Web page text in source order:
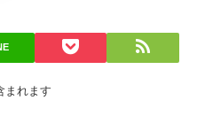
まれます